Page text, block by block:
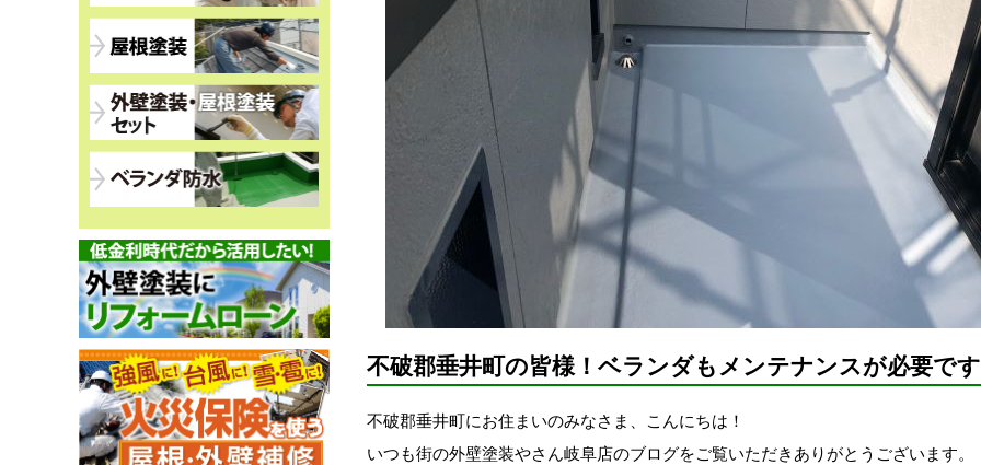
不破郡垂井町の皆様！ベランダもメンテナンスが必要で
不破郡垂井町にお住まいのみなさま、こんにちは！
いつも街の外壁塗装やさん岐阜店のブログをご覧いただきありがとうございます。